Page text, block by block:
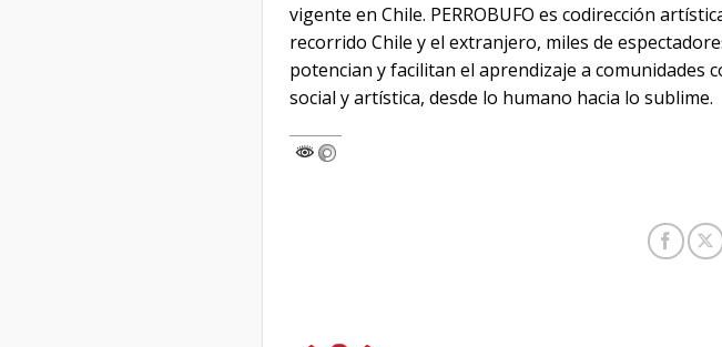
vigente en Chile. PERROBUFO es codirección
recorrido Chile y el extranjero, miles de
potencian y facilitan el aprendizaje a comunidades
social y artística, desde lo humano hacia lo sublime.